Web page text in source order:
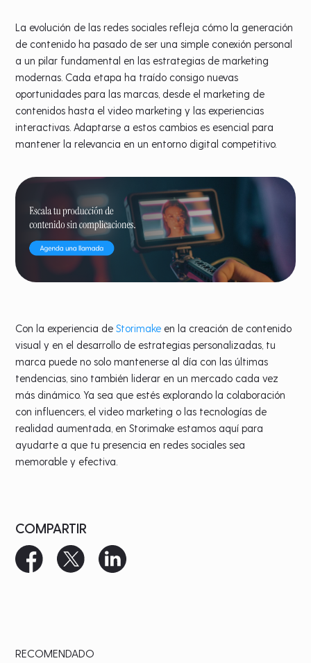
COMPARTIR
La evolución de las redes sociales refleja cómo la generación
de contenido ha pasado de ser una simple conexión personal
a un pilar fundamental en las estrategias de marketing
modernas. Cada etapa ha traído consigo nuevas
oportunidades para las marcas, desde el marketing de
contenidos hasta el video marketing y las experiencias
interactivas. Adaptarse a estos cambios es esencial para
mantener la relevancia en un entorno digital competitivo.
Con la experiencia deStorimake en la creación de contenido
visual y en el desarrollo de estrategias personalizadas, tu
marca puede no solo mantenerse al día con las últimas
tendencias, sino también liderar en un mercado cada vez
más dinámico. Ya sea que estés explorando la colaboración
con influencers, el video marketing o las tecnologías de
realidad aumentada, en Storimake estamos aquí para
ayudarte a que tu presencia en redes sociales sea
memorable y efectiva.
RECOMENDADO